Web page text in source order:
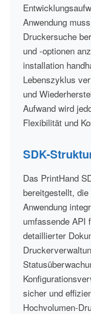
Anwendung
Druckersuche
und -optionen
installation
Lebenszyklus
und
Aufwand wird
Flexibilität und
SDK-
Das PrintHand
bereitgestellt,
Anwendung
umfassende API
detaillierter
sicher und
Hochvolumen-